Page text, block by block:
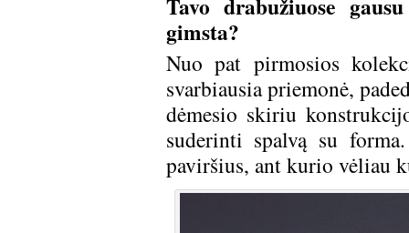
Tavo drabužiuose
gimsta?
Nuo pat pirmosios
svarbiausia priemonė,
dėmesio skiriu
suderinti spalvą su
paviršius, ant kurio vėliau